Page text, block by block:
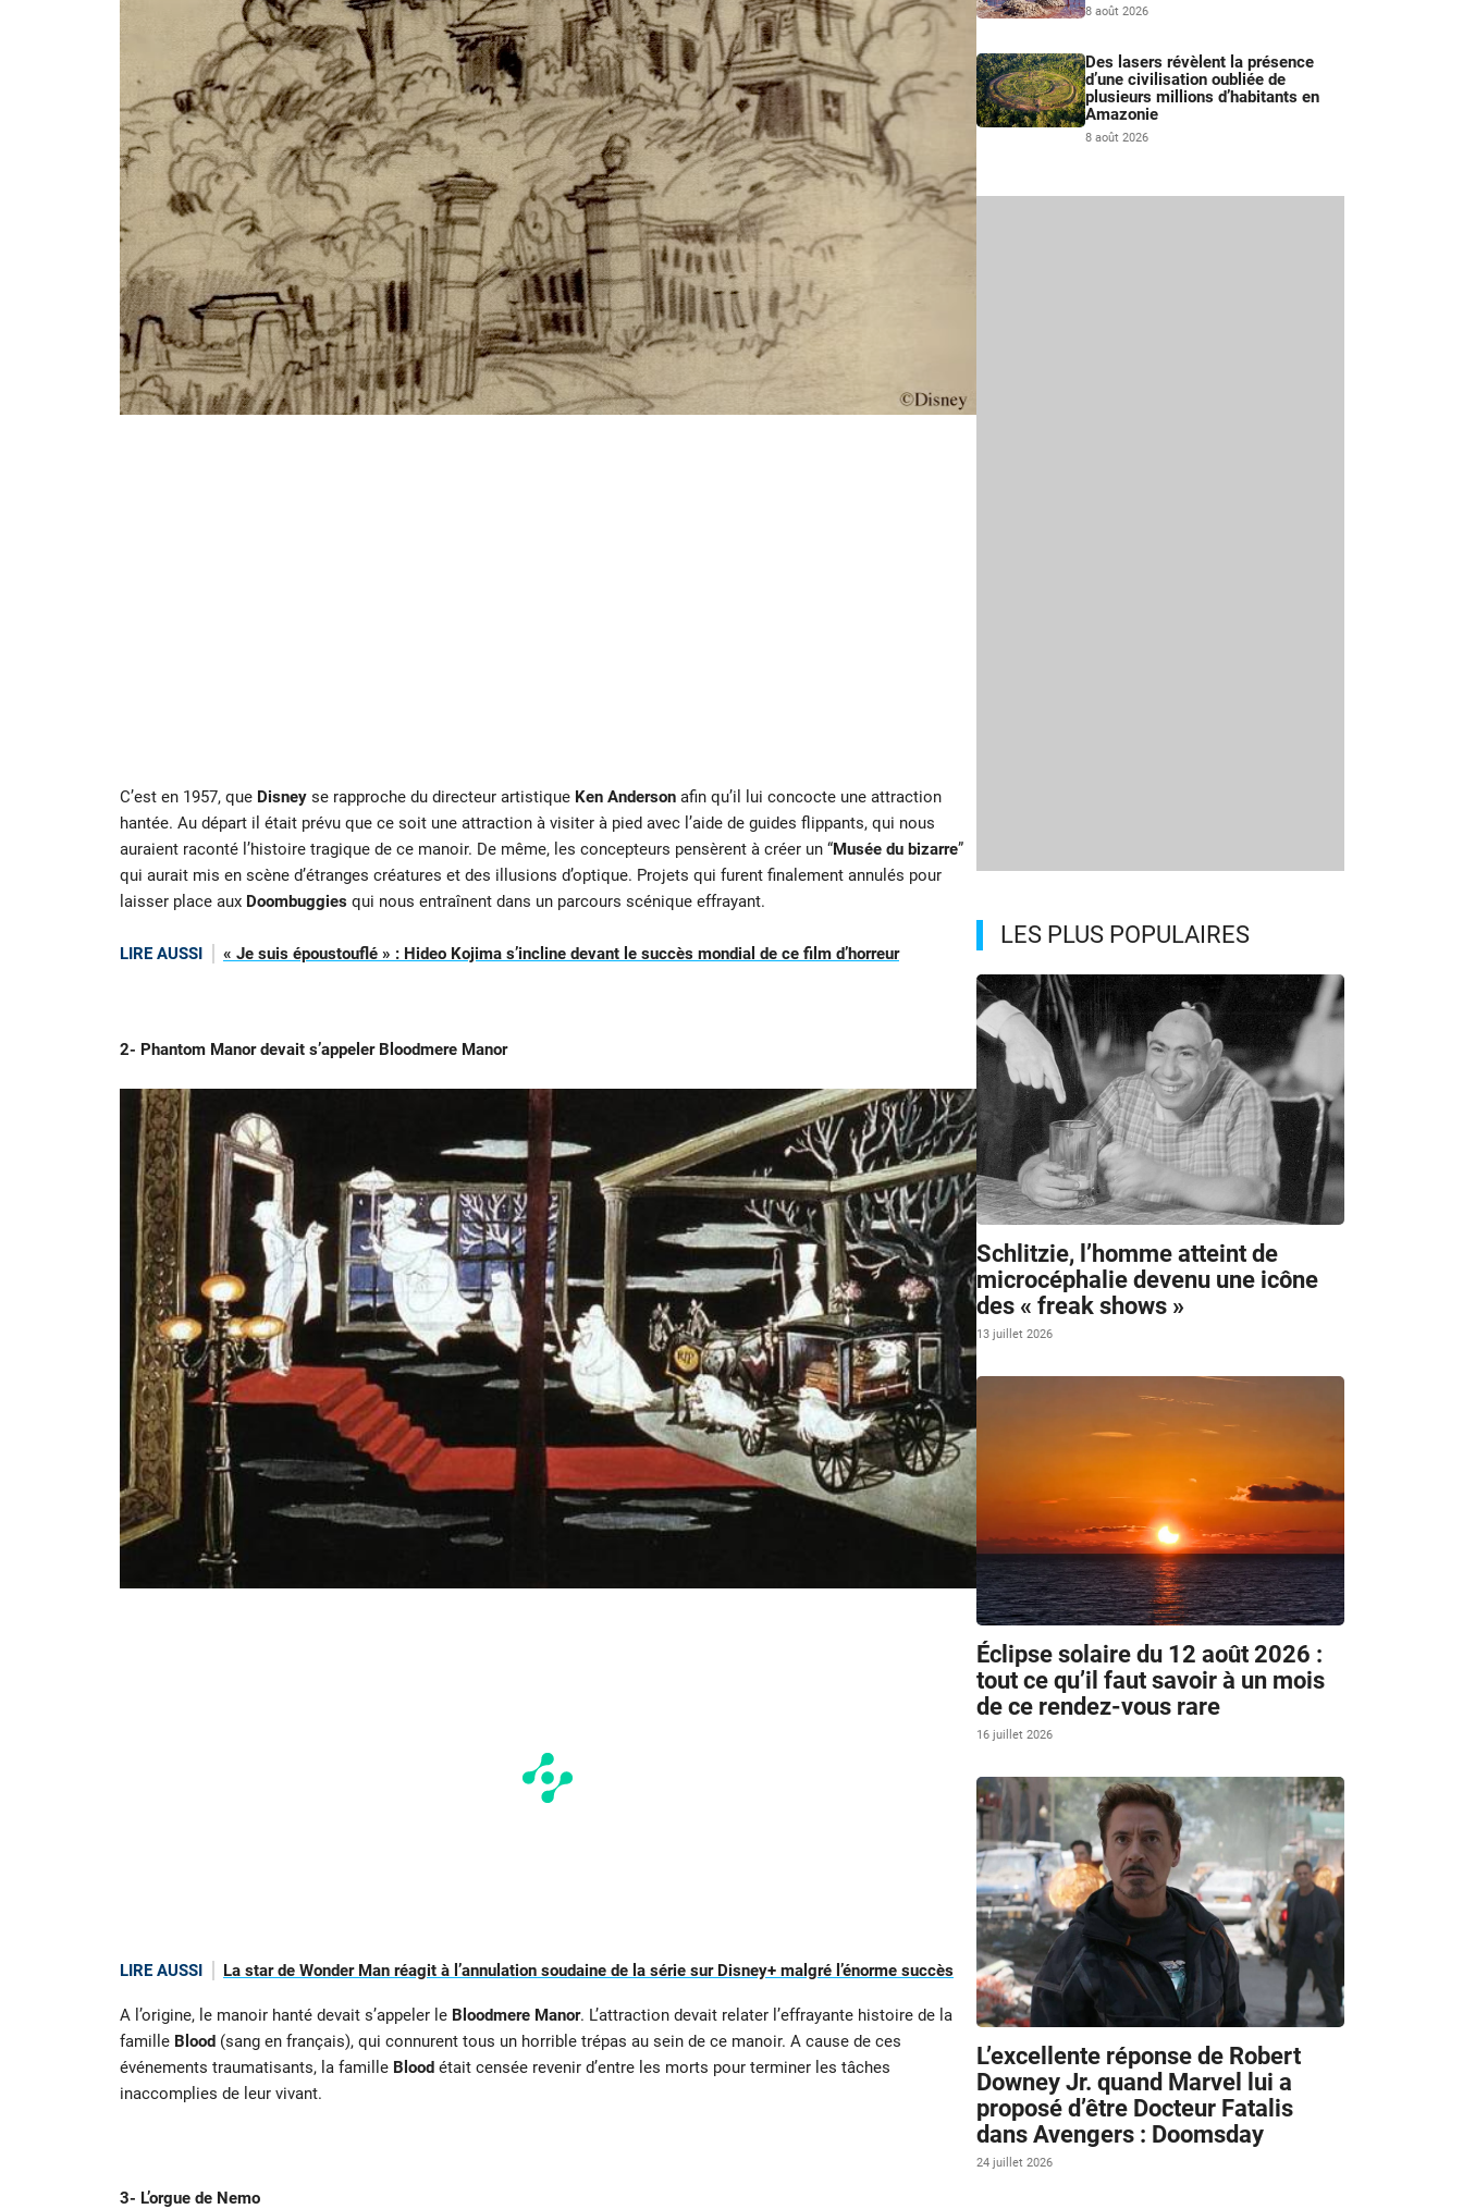
C’est en 1957, que Disneyse rapproche du directeur artistique Ken Andersonafin qu’il lui concocte une attraction
hantée. Au départ il était prévu que ce soit une attraction à visiter à pied avec l’aide de guides flippants, qui nous
auraient raconté l’histoire tragique de ce manoir. De même, les concepteurs pensèrent à créer un “Musée du bizarre”
qui aurait mis en scène d’étranges créatures et des illusions d’optique. Projets qui furent finalement annulés pour
laisser place aux Doombuggiesqui nous entraînent dans un parcours scénique effrayant.
LIRE AUSSI « Je suis époustouflé » : Hideo Kojima s’incline devant le succès mondial de ce film d’horreur
2- Phantom Manor devait s’appeler Bloodmere Manor
LIRE AUSSI La star de Wonder Man réagit à l’annulation soudaine de la série sur Disney+ malgré l’énorme succès
A l’origine, le manoir hanté devait s’appeler le Bloodmere Manor. L’attraction devait relater l’effrayante histoire de la
famille Blood(sang en français), qui connurent tous un horrible trépas au sein de ce manoir. A cause de ces
événements traumatisants, la famille Bloodétait censée revenir d’entre les morts pour terminer les tâches
inaccomplies de leur vivant.
3- L’orgue de Nemo
8 août 2026
Des lasers révèlent la présence
d’une civilisation oubliée de
plusieurs millions d’habitants en
Amazonie
8 août 2026
LES PLUS POPULAIRES
Schlitzie, l’homme atteint de
microcéphalie devenu une icône
des « freak shows »
13 juillet 2026
Éclipse solaire du 12 août 2026 :
tout ce qu’il faut savoir à un mois
de ce rendez-vous rare
16 juillet 2026
L’excellente réponse de Robert
Downey Jr. quand Marvel lui a
proposé d’être Docteur Fatalis
dans Avengers : Doomsday
24 juillet 2026